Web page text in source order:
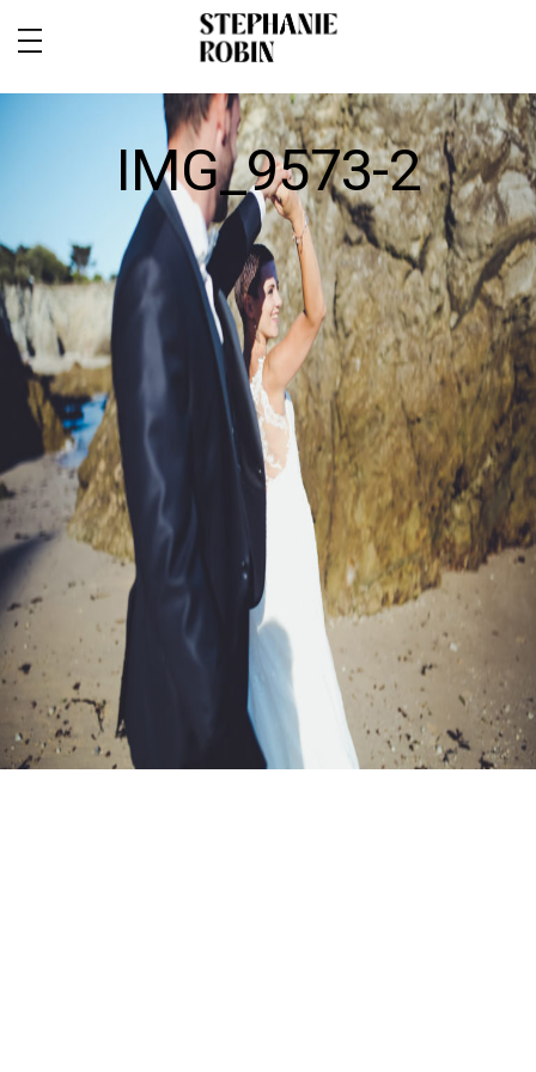
MARIAGE / FAMILLE / GROSSESSE
IMG_9573-2